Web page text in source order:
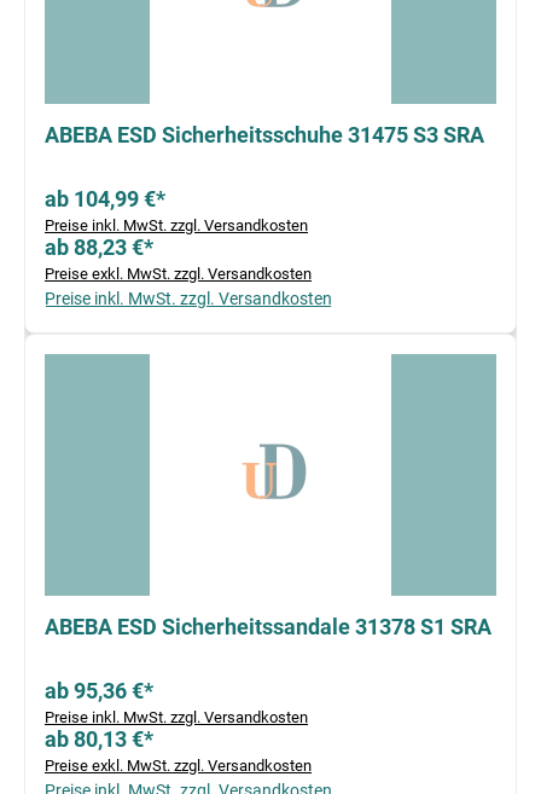
ABEBA ESD Sicherheitsschuhe 31475 S3 SRA
ab 104,99 €*
Preise inkl. MwSt. zzgl. Versandkosten
ab 88,23 €*
Preise exkl. MwSt. zzgl. Versandkosten
Preise inkl. MwSt. zzgl. Versandkosten
ABEBA ESD Sicherheitssandale 31378 S1 SRA
ab 95,36 €*
Preise inkl. MwSt. zzgl. Versandkosten
ab 80,13 €*
Preise exkl. MwSt. zzgl. Versandkosten